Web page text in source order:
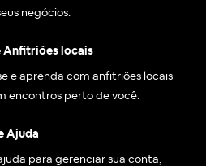
negócios.
Anfitriões locais
e aprenda com anfitriões locais
encontros perto de você.
Ajuda
para gerenciar sua conta,